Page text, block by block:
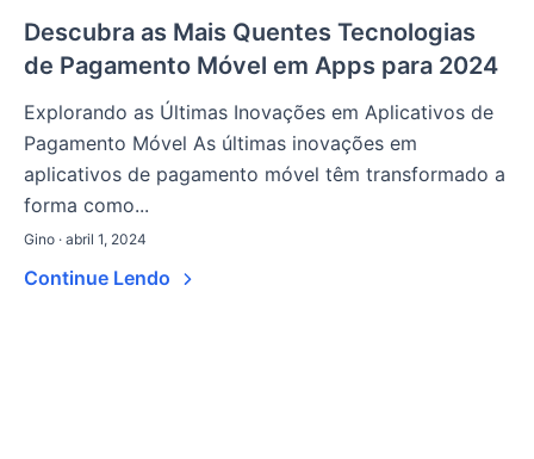
Descubra as Mais Quentes Tecnologias
de Pagamento Móvel em Apps para 2024
Explorando as Últimas Inovações em Aplicativos de
Pagamento Móvel As últimas inovações em
aplicativos de pagamento móvel têm transformado a
forma como...
Gino · abril 1, 2024
Continue Lendo